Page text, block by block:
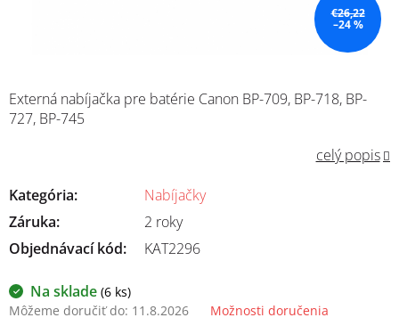
€26,22
–24 %
Na sklade (6 ks)
Môžeme doručiť do: 11.8.2026 Možnosti doručenia
Externá nabíjačka pre batérie Canon BP-709, BP-718, BP-
727, BP-745
celý popis
Kategória:
Nabíjačky
Záruka:
2 roky
Objednávací kód:
KAT2296